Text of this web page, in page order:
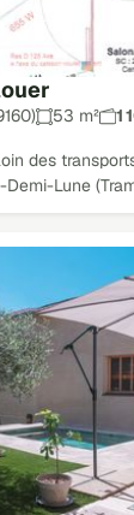
53 m² 1
des
Lune